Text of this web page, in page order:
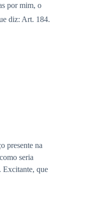
por mim, o
diz: Art. 184.
presente na
seria
Excitante, que